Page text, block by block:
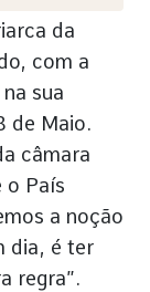
da
com a
sua
de Maio.
câmara
o País
a noção
dia, é ter
regra”.